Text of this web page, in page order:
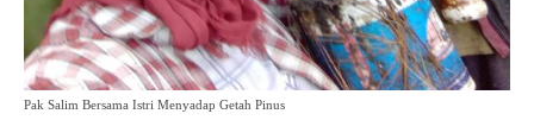
Pak Salim Bersama Istri Menyadap Getah Pinus